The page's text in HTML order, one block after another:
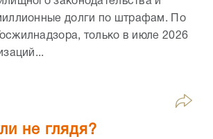
долги по штрафам. По
только в июле 2026
не глядя?